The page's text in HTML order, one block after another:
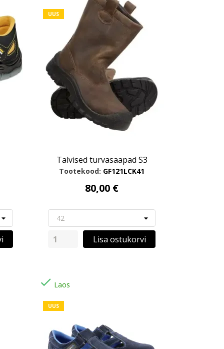
UUS
Talvised turvasaapad S3
Tootekood: GF121LCK41
80,00 €
Lisa ostukorvi
 Laos
UUS